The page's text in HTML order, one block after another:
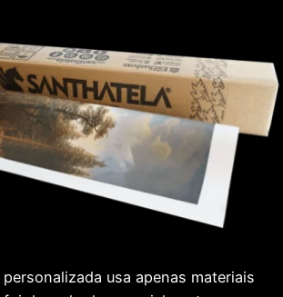
personalizada usa apenas materiais